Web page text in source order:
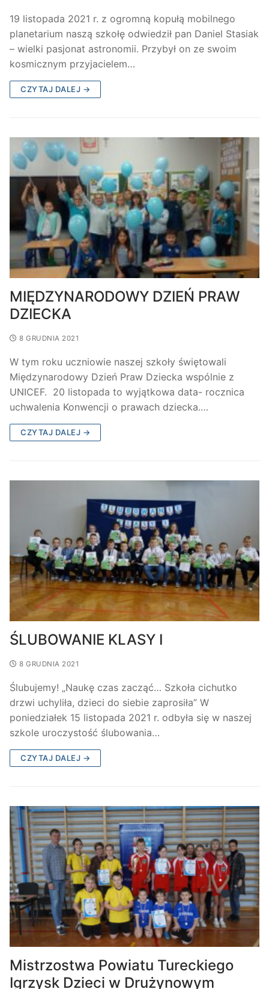
19 listopada 2021 r. z ogromną kopułą mobilnego
planetarium naszą szkołę odwiedził pan Daniel Stasiak
– wielki pasjonat astronomii. Przybył on ze swoim
kosmicznym przyjacielem…
CZYTAJ DALEJ →
MIĘDZYNARODOWY DZIEŃ PRAW
DZIECKA
8 GRUDNIA 2021
W tym roku uczniowie naszej szkoły świętowali
Międzynarodowy Dzień Praw Dziecka wspólnie z
UNICEF. 20 listopada to wyjątkowa data- rocznica
uchwalenia Konwencji o prawach dziecka.…
CZYTAJ DALEJ →
ŚLUBOWANIE KLASY I
8 GRUDNIA 2021
Ślubujemy! „Naukę czas zacząć… Szkoła cichutko
drzwi uchyliła, dzieci do siebie zaprosiła” W
poniedziałek 15 listopada 2021 r. odbyła się w naszej
szkole uroczystość ślubowania…
CZYTAJ DALEJ →
Mistrzostwa Powiatu Tureckiego
Igrzysk Dzieci w Drużynowym